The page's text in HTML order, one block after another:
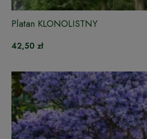
Platan KLONOLISTNY
42,50 zł